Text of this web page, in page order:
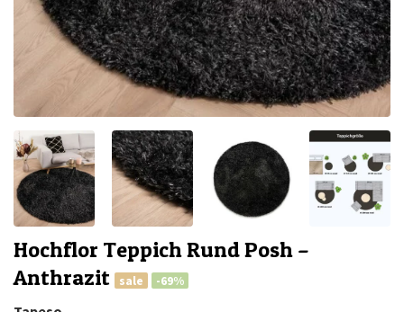
Hochflor Teppich Rund Posh –
Anthrazit
sale -69%